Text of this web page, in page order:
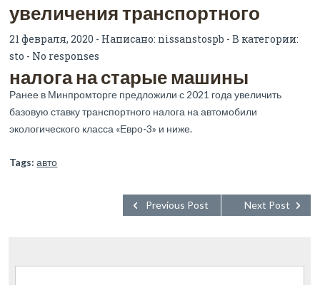
увеличения транспортного
налога на старые машины
21 февраля, 2020 - Написано: nissanstospb - В категории:
sto - No responses
Ранее в Минпромторге предложили с 2021 года увеличить
базовую ставку транспортного налога на автомобили
экологического класса «Евро-3» и ниже.
Tags: авто
Next Post
Previous Post
Найти: